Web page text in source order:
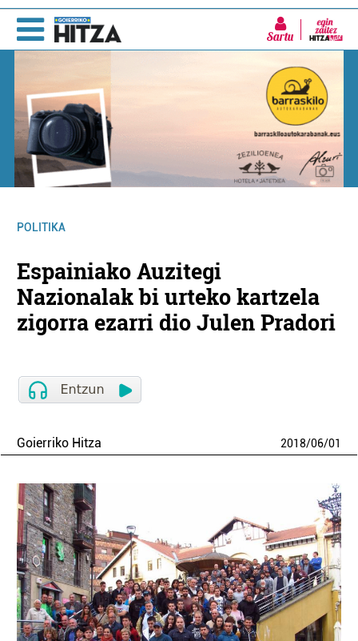
Sartu
POLITIKA
Espainiako Auzitegi
Nazionalak bi urteko kartzela
zigorra ezarri dio Julen Pradori
Goierriko Hitza 2018/06/01